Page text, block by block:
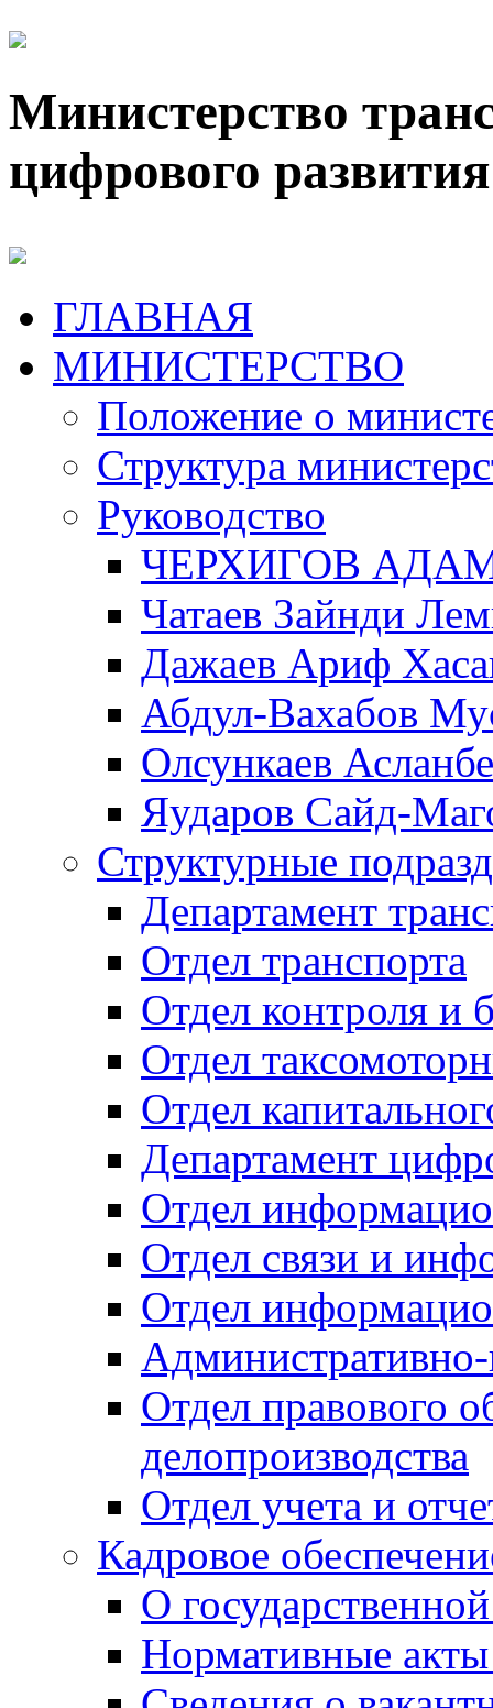
Министерство
цифрового
ГЛАВНАЯ
МИНИСТЕРСТВО
Положение о
Структура
Руководство
ЧЕРХИГОВ
Чатаев Зайнди
Дажаев Ариф
Абдул-Вахабов
Олсункаев
Яударов Сайд-
Структурные
Департамент
Отдел транспорта
Отдел контроля и
Отдел
Отдел
Департамент
Отдел
Отдел связи и
Отдел
Отдел правового
делопроизводства
Отдел учета и
Кадровое
О
Нормативные акты